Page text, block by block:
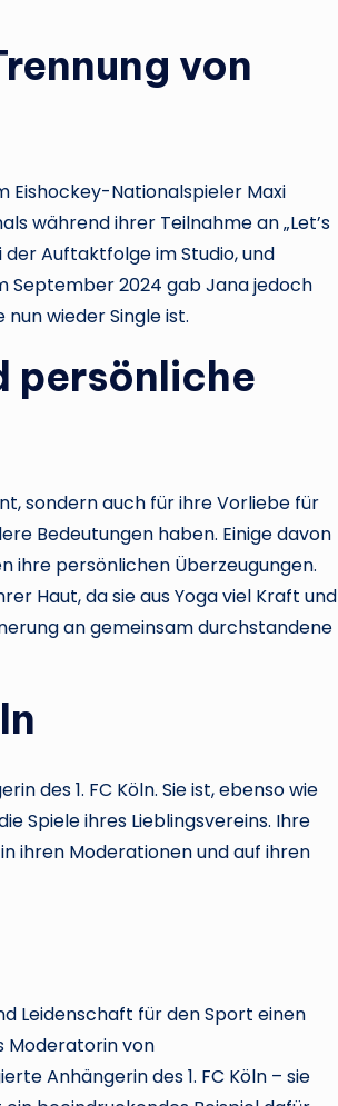
von
Eishockey-Nationalspieler Maxi
während ihrer Teilnahme an „Let’s
Auftaktfolge im Studio, und
September 2024 gab Jana jedoch
wieder Single ist.
persönliche
sondern auch für ihre Vorliebe für
Bedeutungen haben. Einige davon
ihre persönlichen Überzeugungen.
Haut, da sie aus Yoga viel Kraft und
an gemeinsam durchstandene
des 1. FC Köln. Sie ist, ebenso wie
Spiele ihres Lieblingsvereins. Ihre
ihren Moderationen und auf ihren
Leidenschaft für den Sport einen
Moderatorin von
Anhängerin des 1. FC Köln – sie